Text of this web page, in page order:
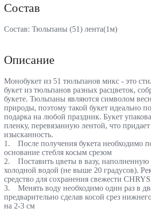
Состав
Состав: Тюльпаны (51) лента(1м)
Описание
Монобукет из 51 тюльпанов микс - это
букет из тюльпанов разных расцветок,
букете. Тюльпаны являются символом
природы, поэтому такой букет идеально
подарка на любой праздник. Букет
пленку, перевязанную лентой, что
изысканность.
1. После получения букета необходимо
основание стебля косым срезом
2. Поставить цветы в вазу, наполненную
холодной водой (не выше 20 градусов).
средство для сохранения свежести
3. Менять воду необходимо один раз в
предварительно сделав косой срез
на 2-3 см